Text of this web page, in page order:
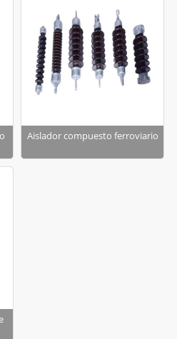
Aislador compuesto ferroviario